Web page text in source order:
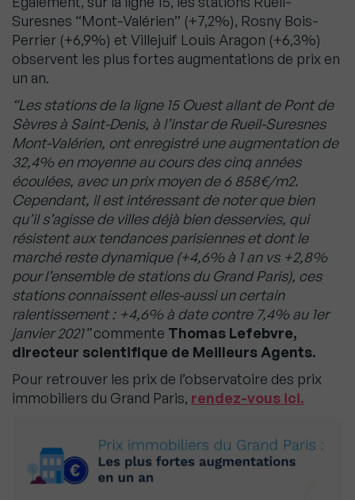
Suresnes “Mont-Valérien” (+7,2%), Rosny Bois-
Perrier (+6,9%) et Villejuif Louis Aragon (+6,3%)
observent les plus fortes augmentations de prix en
un an.
“Les stations de la ligne 15 Ouest allant de Pont de
Sèvres à Saint-Denis, à l’instar de Rueil-Suresnes
Mont-Valérien, ont enregistré une augmentation de
32,4% en moyenne au cours des cinq années
écoulées, avec un prix moyen de 6 858€/m2.
Cependant, il est intéressant de noter que bien
qu’il s’agisse de villes déjà bien desservies, qui
résistent aux tendances parisiennes et dont le
marché reste dynamique (+4,6% à 1 an vs +2,8%
pour l’ensemble de stations du Grand Paris), ces
stations connaissent elles-aussi un certain
ralentissement : +4,6% à date contre 7,4% au 1er
janvier 2021”commente Thomas Lefebvre,
directeur scientifique de Meilleurs Agents.
Pour retrouver les prix de l’observatoire des prix
immobiliers du Grand Paris, rendez-vous ici.